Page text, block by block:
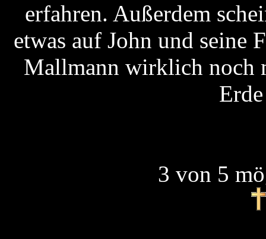
erfahren. Außerdem
etwas auf John und seine
Mallmann wirklich noch
3 von 5